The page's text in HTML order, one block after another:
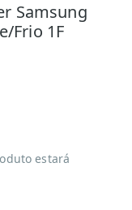
Samsung
Frio 1F
estará